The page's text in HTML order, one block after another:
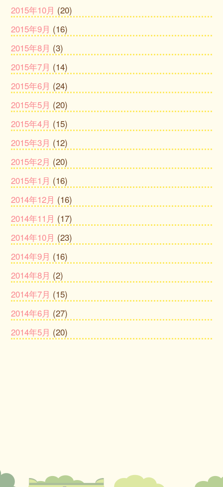
2015年10月 (20)
2015年9月 (16)
2015年8月 (3)
2015年7月 (14)
2015年6月 (24)
2015年5月 (20)
2015年4月 (15)
2015年3月 (12)
2015年2月 (20)
2015年1月 (16)
2014年12月 (16)
2014年11月 (17)
2014年10月 (23)
2014年9月 (16)
2014年8月 (2)
2014年7月 (15)
2014年6月 (27)
2014年5月 (20)